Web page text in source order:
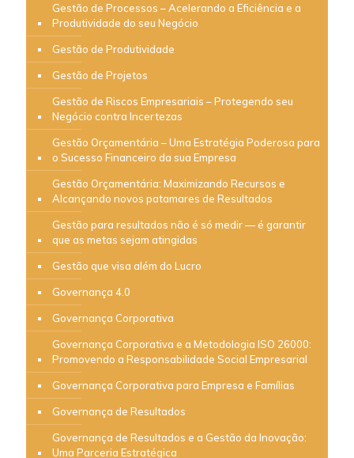
Gestão de Processos – Acelerando a Eficiência e a
Produtividade do seu Negócio
Gestão de Produtividade
Gestão de Projetos
Gestão de Riscos Empresariais – Protegendo seu
Negócio contra Incertezas
Gestão Orçamentária – Uma Estratégia Poderosa para
o Sucesso Financeiro da sua Empresa
Gestão Orçamentária: Maximizando Recursos e
Alcançando novos patamares de Resultados
Gestão para resultados não é só medir — é garantir
que as metas sejam atingidas
Gestão que visa além do Lucro
Governança 4.0
Governança Corporativa
Governança Corporativa e a Metodologia ISO 26000:
Promovendo a Responsabilidade Social Empresarial
Governança Corporativa para Empresa e Famílias
Governança de Resultados
Governança de Resultados e a Gestão da Inovação:
Uma Parceria Estratégica